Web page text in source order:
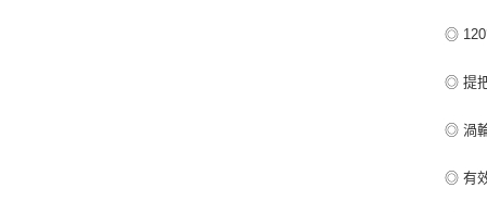
◎
◎ 提
◎ 渦
◎ 有